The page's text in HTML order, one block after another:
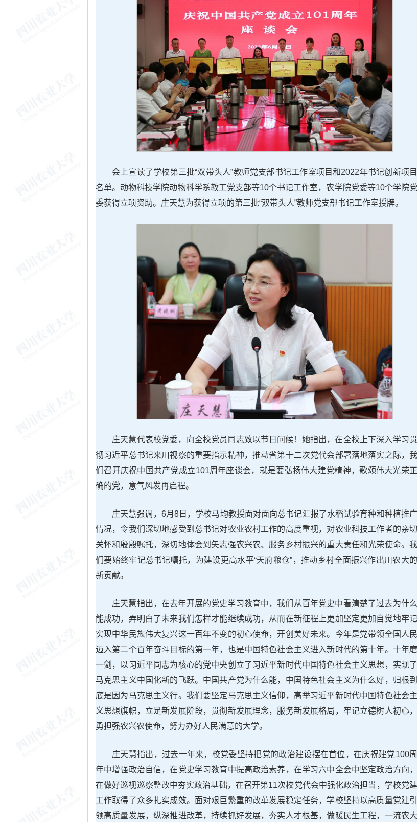
会上宣读了学校第三批“双带头人”教师党支部书记工作室项目和2022年书记创新项目
名单。动物科技学院动物科学系教工党支部等10个书记工作室，农学院党委等10个学院党
委获得立项资助。庄天慧为获得立项的第三批“双带头人”教师党支部书记工作室授牌。
庄天慧代表校党委，向全校党员同志致以节日问候！她指出，在全校上下深入学习贯
彻习近平总书记来川视察的重要指示精神，推动省第十二次党代会部署落地落实之际，我
们召开庆祝中国共产党成立101周年座谈会，就是要弘扬伟大建党精神，歌颂伟大光荣正
确的党，意气风发再启程。
庄天慧强调，6月8日，学校马均教授面对面向总书记汇报了水稻试验育种和种植推广
情况，令我们深切地感受到总书记对农业农村工作的高度重视，对农业科技工作者的亲切
关怀和殷殷嘱托，深切地体会到矢志强农兴农、服务乡村振兴的重大责任和光荣使命。我
们要始终牢记总书记嘱托，为建设更高水平“天府粮仓”，推动乡村全面振兴作出川农大的
新贡献。
庄天慧指出，在去年开展的党史学习教育中，我们从百年党史中看清楚了过去为什么
能成功，弄明白了未来我们怎样才能继续成功，从而在新征程上更加坚定更加自觉地牢记
实现中华民族伟大复兴这一百年不变的初心使命，开创美好未来。今年是党带领全国人民
迈入第二个百年奋斗目标的第一年，也是中国特色社会主义进入新时代的第十年。十年磨
一剑，以习近平同志为核心的党中央创立了习近平新时代中国特色社会主义思想，实现了
马克思主义中国化新的飞跃。中国共产党为什么能，中国特色社会主义为什么好，归根到
底是因为马克思主义行。我们要坚定马克思主义信仰，高举习近平新时代中国特色社会主
义思想旗帜，立足新发展阶段，贯彻新发展理念，服务新发展格局，牢记立德树人初心，
勇担强农兴农使命，努力办好人民满意的大学。
庄天慧指出，过去一年来，校党委坚持把党的政治建设摆在首位，在庆祝建党100周
年中增强政治自信，在党史学习教育中提高政治素养，在学习六中全会中坚定政治方向，
在做好巡视巡察整改中夯实政治基础，在召开第11次校党代会中强化政治担当，学校党建
工作取得了众多扎实成效。面对艰巨繁重的改革发展稳定任务，学校坚持以高质量党建引
领高质量发展，纵深推进改革，持续抓好发展，夯实人才根基，做暖民生工程，一流农大